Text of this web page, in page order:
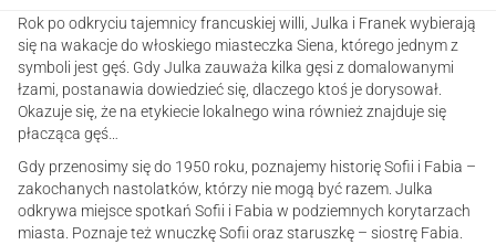
Rok po odkryciu tajemnicy francuskiej willi, Julka i Franek wybierają
się na wakacje do włoskiego miasteczka Siena, którego jednym z
symboli jest gęś. Gdy Julka zauważa kilka gęsi z domalowanymi
łzami, postanawia dowiedzieć się, dlaczego ktoś je dorysował.
Okazuje się, że na etykiecie lokalnego wina również znajduje się
płacząca gęś…
Gdy przenosimy się do 1950 roku, poznajemy historię Sofii i Fabia –
zakochanych nastolatków, którzy nie mogą być razem. Julka
odkrywa miejsce spotkań Sofii i Fabia w podziemnych korytarzach
miasta. Poznaje też wnuczkę Sofii oraz staruszkę – siostrę Fabia.